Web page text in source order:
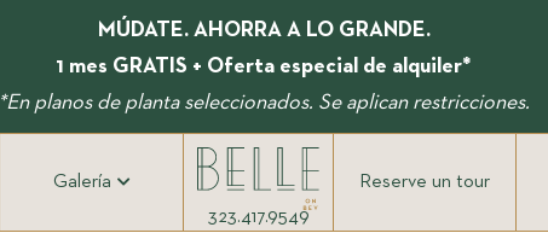
MÚDATE. AHORRA A LO GRANDE.
1 mes GRATIS + Oferta especial de alquiler*
*En planos de planta seleccionados. Se aplican restricciones.
Galería
323.417.9549
Reserve un tour